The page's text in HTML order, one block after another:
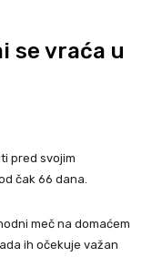
se vraća u
pred svojim
čak 66 dana.
meč na domaćem
ih očekuje važan